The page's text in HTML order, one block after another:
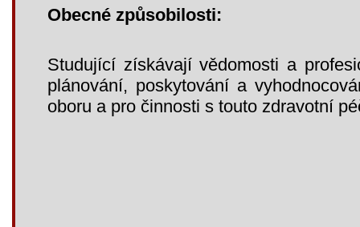
Obecné způsobilosti:
Studující získávají vědomosti a
plánování, poskytování a
oboru a pro činnosti s touto zdravotní